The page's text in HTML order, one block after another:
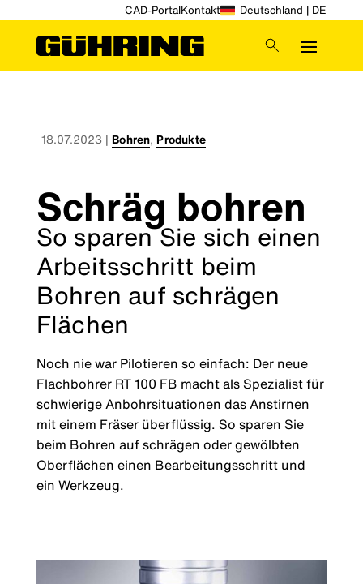
CAD-PortalKontakt Deutschland | DE
18.07.2023 |Bohren,Produkte
Schräg bohren
So sparen Sie sich einen
Arbeitsschritt beim
Bohren auf schrägen
Flächen
Noch nie war Pilotieren so einfach: Der neue
Flachbohrer RT 100 FB macht als Spezialist für
schwierige Anbohrsituationen das Anstirnen
mit einem Fräser überflüssig. So sparen Sie
beim Bohren auf schrägen oder gewölbten
Oberflächen einen Bearbeitungsschritt und
ein Werkzeug.